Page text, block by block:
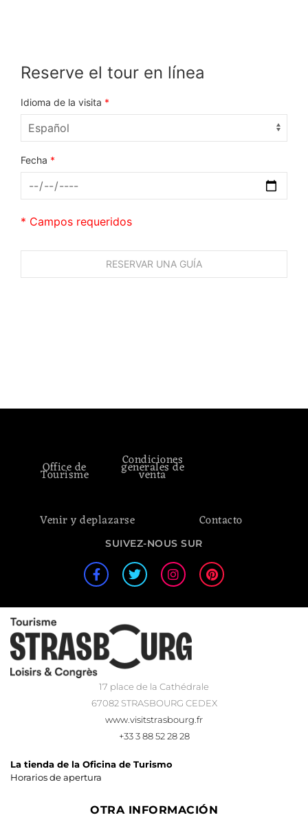
Reserve el tour en línea
Idioma de la visita *
Fecha *
* Campos requeridos
Office de
Tourisme
Condiciones
generales de
venta
Venir y deplazarse Contacto
SUIVEZ-NOUS SUR
17 place de la Cathédrale
67082 STRASBOURG CEDEX
www.visitstrasbourg.fr
+33 3 88 52 28 28
La tienda de la Oficina de Turismo
Horarios de apertura
OTRA INFORMACIÓN